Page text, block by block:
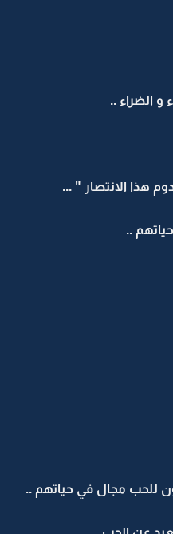
الضراء ..
هذا الانتصار " ...
..
للحب مجال في حياتهم ..